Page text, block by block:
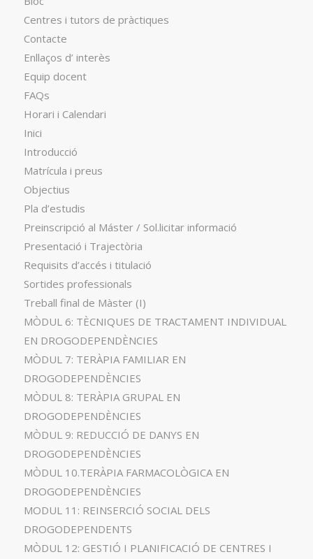
Centres i tutors de pràctiques
Contacte
Enllaços d’ interès
Equip docent
FAQs
Horari i Calendari
Inici
Introducció
Matrícula i preus
Objectius
Pla d’estudis
Preinscripció al Máster / Sol.licitar informació
Presentació i Trajectòria
Requisits d’accés i titulació
Sortides professionals
Treball final de Màster (I)
MÒDUL 6: TÈCNIQUES DE TRACTAMENT INDIVIDUAL
EN DROGODEPENDÈNCIES
MÒDUL 7: TERÀPIA FAMILIAR EN
DROGODEPENDÈNCIES
MÒDUL 8: TERÀPIA GRUPAL EN
DROGODEPENDÈNCIES
MÒDUL 9: REDUCCIÓ DE DANYS EN
DROGODEPENDÈNCIES
MÒDUL 10.TERÀPIA FARMACOLÒGICA EN
DROGODEPENDÈNCIES
MODUL 11: REINSERCIÓ SOCIAL DELS
DROGODEPENDENTS
MÒDUL 12: GESTIÓ I PLANIFICACIÓ DE CENTRES I